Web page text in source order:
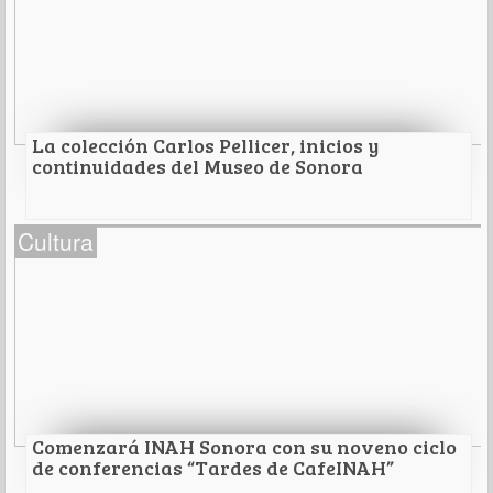
Leer Más
La colección Carlos Pellicer, inicios y
continuidades del Museo de Sonora
La colección Carlos Pellicer, inicios y
continuidades del Museo de Sonora
Leer Más
Cultura
Comenzará INAH Sonora con su noveno ciclo
de conferencias “Tardes de CafeINAH”